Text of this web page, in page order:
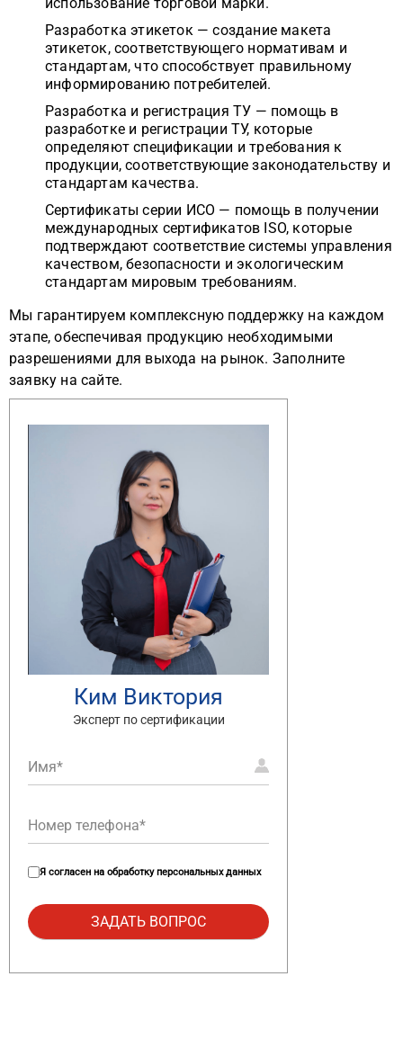
Разработка этикеток — создание макета
этикеток, соответствующего нормативам и
стандартам, что способствует правильному
информированию потребителей.
Разработка и регистрация ТУ — помощь в
разработке и регистрации ТУ, которые
определяют спецификации и требования к
продукции, соответствующие законодательству и
стандартам качества.
Сертификаты серии ИСО — помощь в получении
международных сертификатов ISO, которые
подтверждают соответствие системы управления
качеством, безопасности и экологическим
стандартам мировым требованиям.
Мы гарантируем комплексную поддержку на каждом
этапе, обеспечивая продукцию необходимыми
разрешениями для выхода на рынок. Заполните
заявку на сайте.
Ким Виктория
Эксперт по сертификации
Я согласен на обработку персональных данных